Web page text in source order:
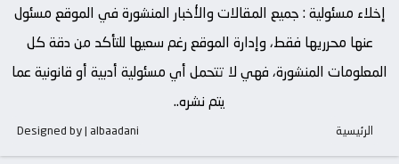
إخلاء مسئولية : جميع المقالات والأخبار المنشورة في الموقع مسئول
عنها محرريها فقط، وإدارة الموقع رغم سعيها للتأكد من دقة كل
المعلومات المنشورة، فهي لا تتحمل أي مسئولية أدبية أو قانونية عما
يتم نشره..
Designed by | albaadani الرئيسية